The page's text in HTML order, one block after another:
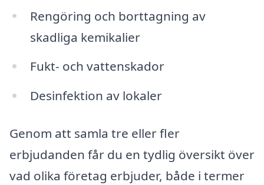
Rengöring och borttagning av
skadliga kemikalier
Fukt- och vattenskador
Desinfektion av lokaler
Genom att samla tre eller fler
erbjudanden får du en tydlig översikt över
vad olika företag erbjuder, både i termer